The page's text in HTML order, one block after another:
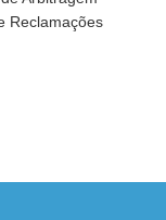
Reclamações